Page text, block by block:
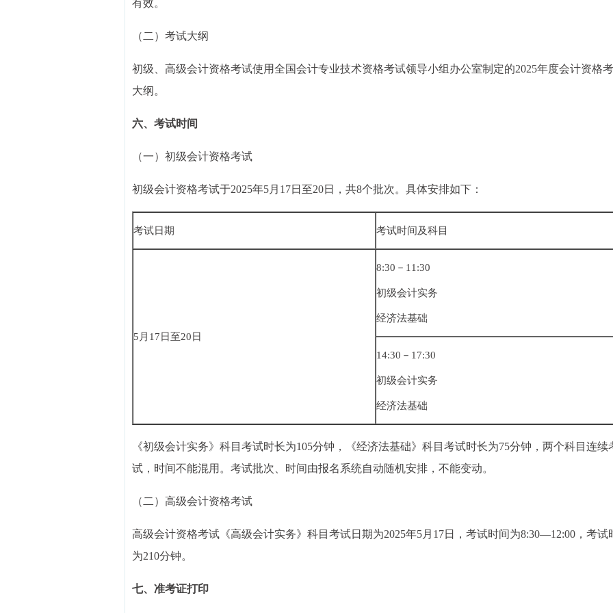
有效。
（二）考试大纲
初级、高级会计资格考试使用全国会计专业技术资格考试领导小组办公室制定的2025年度会计资格
大纲。
六、考试时间
（一）初级会计资格考试
初级会计资格考试于2025年5月17日至20日，共8个批次。具体安排如下：
考试日期 考试时间及科目
5月17日至20日
8:30－11:30
初级会计实务
经济法基础
14:30－17:30
初级会计实务
经济法基础
《初级会计实务》科目考试时长为105分钟，《经济法基础》科目考试时长为75分钟，两个科目连续
试，时间不能混用。考试批次、时间由报名系统自动随机安排，不能变动。
（二）高级会计资格考试
高级会计资格考试《高级会计实务》科目考试日期为2025年5月17日，考试时间为8:30—12:00，考试
为210分钟。
七、准考证打印